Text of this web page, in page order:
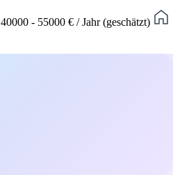
40000 - 55000 € / Jahr (geschätzt)